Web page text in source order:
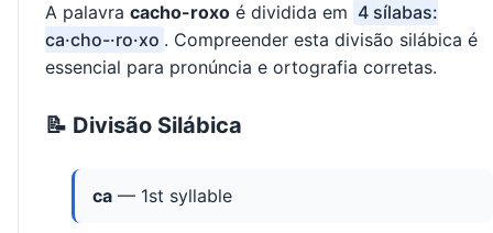
A palavra cacho-roxo é dividida em 4 sílabas:
ca·cho-·ro·xo . Compreender esta divisão silábica é
essencial para pronúncia e ortografia corretas.
📝 Divisão Silábica
ca — 1st syllable